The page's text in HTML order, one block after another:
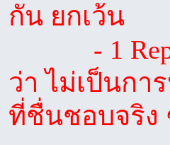
กัน ยกเว้น
- 1 Reply
ว่า ไม่เป็นกา
ที่ชื่นชอบจริง